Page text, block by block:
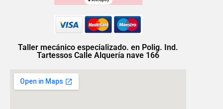
Taller mecánico especializado. en Polig. Ind.
Tartessos Calle Alquería nave 166